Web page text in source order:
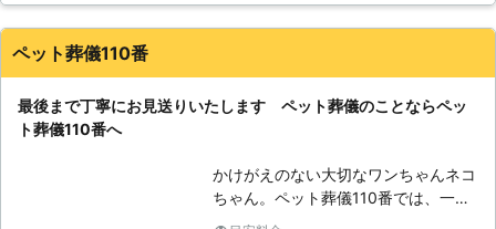
ペット葬儀110番
最後まで丁寧にお見送りいたします ペット葬儀のことならペッ
ト葬儀110番へ
かけがえのない大切なワンちゃんネコ
ちゃん。ペット葬儀110番では、一緒
に過ごした楽しい思い出と共に亡くな